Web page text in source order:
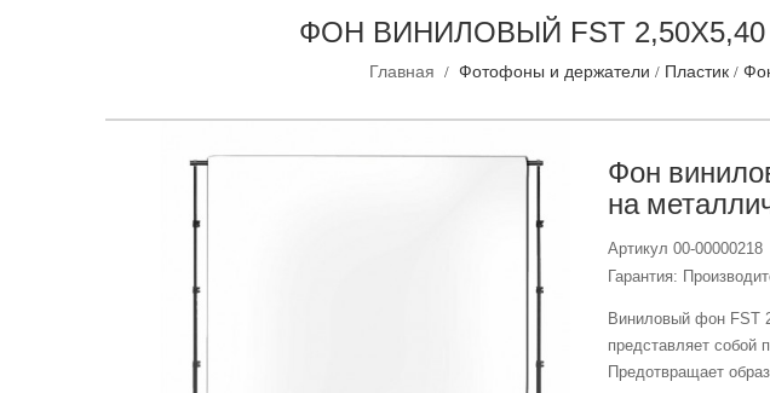
ФОН ВИНИЛОВЫЙ FST
Главная Фотофоны и держатели Пластик
Фон
на
Артикул 00-00000218
Гарантия:
Виниловый фон FST
представляет собой
Предотвращает